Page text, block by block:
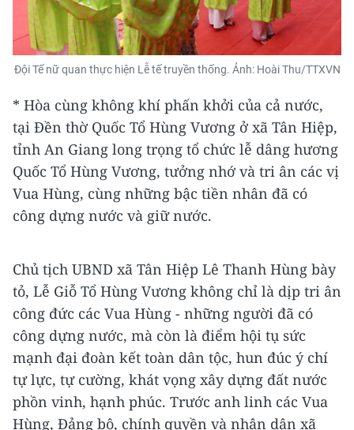
Đội Tế nữ quan thực hiện Lễ tế truyền thống. Ảnh: Hoài Thu/TTXVN
* Hòa cùng không khí phấn khởi của cả nước,
tại Đền thờ Quốc Tổ Hùng Vương ở xã Tân Hiệp,
tỉnh An Giang long trọng tổ chức lễ dâng hương
Quốc Tổ Hùng Vương, tưởng nhớ và tri ân các vị
Vua Hùng, cùng những bậc tiền nhân đã có
công dựng nước và giữ nước.
Chủ tịch UBND xã Tân Hiệp Lê Thanh Hùng bày
tỏ, Lễ Giỗ Tổ Hùng Vương không chỉ là dịp tri ân
công đức các Vua Hùng - những người đã có
công dựng nước, mà còn là điểm hội tụ sức
mạnh đại đoàn kết toàn dân tộc, hun đúc ý chí
tự lực, tự cường, khát vọng xây dựng đất nước
phồn vinh, hạnh phúc. Trước anh linh các Vua
Hùng, Đảng bộ, chính quyền và nhân dân xã